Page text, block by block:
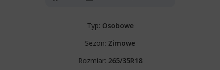
Typ: Osobowe
Sezon: Zimowe
Rozmiar: 265/35R18